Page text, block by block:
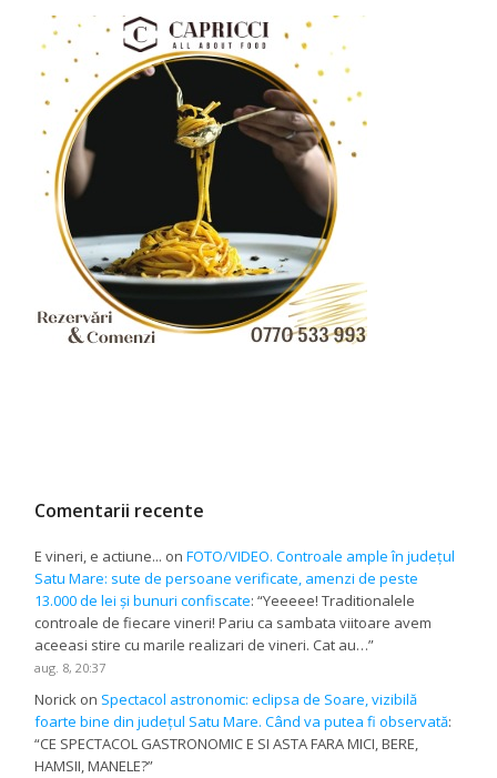
Comentarii recente
E vineri, e actiune... onFOTO/VIDEO. Controale ample în județul
Satu Mare: sute de persoane verificate, amenzi de peste
13.000 de lei și bunuri confiscate: “Yeeeee! Traditionalele
controale de fiecare vineri! Pariu ca sambata viitoare avem
aceeasi stire cu marile realizari de vineri. Cat au…”
aug. 8, 20:37
Norick on Spectacol astronomic: eclipsa de Soare, vizibilă
foarte bine din județul Satu Mare. Când va putea fi observată:
“CE SPECTACOL GASTRONOMIC E SI ASTA FARA MICI, BERE,
HAMSII, MANELE?”